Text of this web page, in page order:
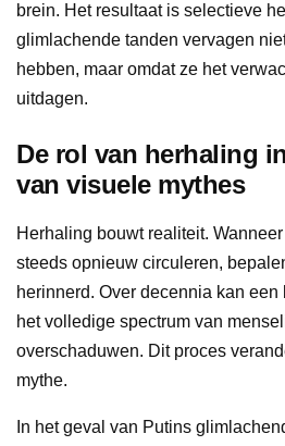
brein. Het resultaat is selectieve
glimlachende tanden vervagen
hebben, maar omdat ze het
uitdagen.
De rol van herhaling
van visuele mythes
Herhaling bouwt realiteit.
steeds opnieuw circuleren,
herinnerd. Over decennia kan
het volledige spectrum van
overschaduwen. Dit proces
mythe.
In het geval van Putins